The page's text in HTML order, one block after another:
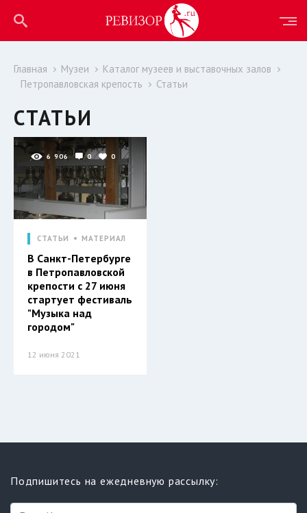
Главная Музеи
Каталог музеев и выставочных залов
Петропавловская крепость
Статьи
СТАТЬИ
6 906 0 0
СТАТЬИ МАТЕРИАЛ
В Санкт-Петербурге
в Петропавловской
крепости с 27 июня
стартует фестиваль
"Музыка над
городом"
12 июня 2021
Подпишитесь на ежедневную рассылку: